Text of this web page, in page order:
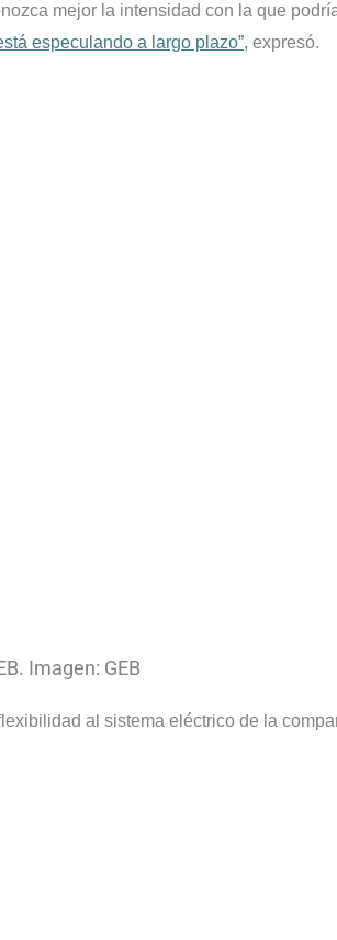
mejor la intensidad con la que
especulando a largo plazo”, expresó.
Imagen: GEB
al sistema eléctrico de la